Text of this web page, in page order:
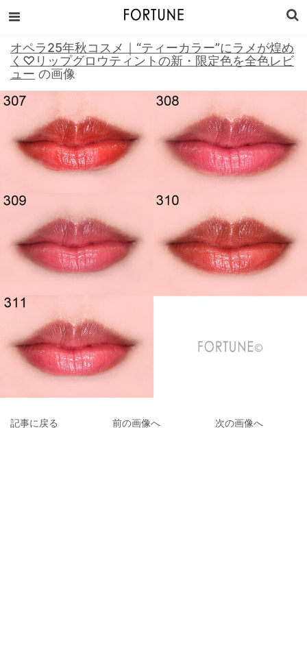
オペラ25年秋コスメ｜“ティーカラー”にラメが煌め
く♡リップグロウティントの新・限定色を全色レビ
ュー の画像
記事に戻る 前の画像へ 次の画像へ